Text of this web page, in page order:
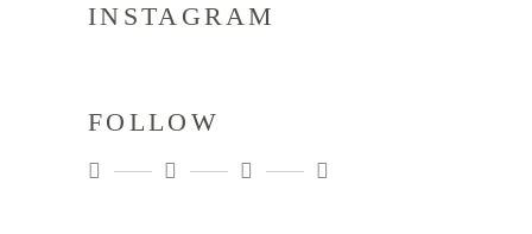
INSTAGRAM
FOLLOW